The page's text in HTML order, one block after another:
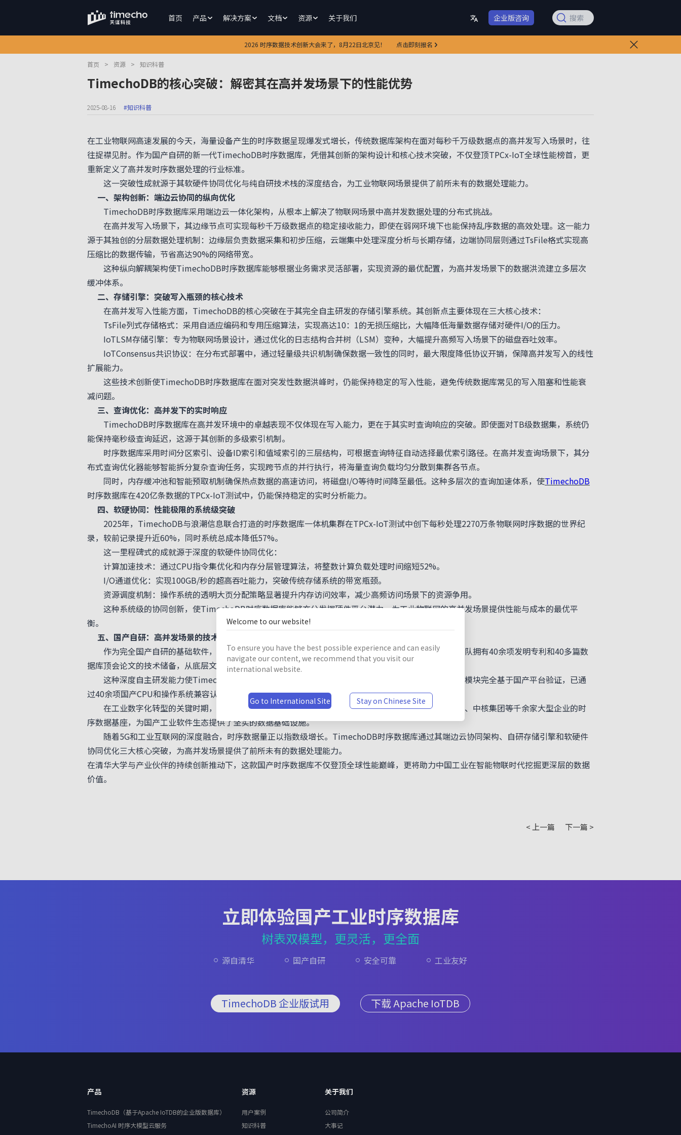
首页 产品 解决方案 文档 资源 关于我们 企业版咨询 搜索
2026 时序数据技术创新大会来了，8月22日北京见！ 点击即刻报名
首页 > 资源 > 知识科普
TimechoDB的核心突破：解密其在高并发场景下的性能优势
2025-08-16 #知识科普
在工业物联网高速发展的今天，海量设备产生的时序数据呈现爆发式增长，传统数据库架构在面对每秒千万级数据点的高并发写入场景时，往
往捉襟见肘。作为国产自研的新一代TimechoDB时序数据库，凭借其创新的架构设计和核心技术突破，不仅登顶TPCx-IoT全球性能榜首，更
重新定义了高并发时序数据处理的行业标准。
这一突破性成就源于其软硬件协同优化与纯自研技术栈的深度结合，为工业物联网场景提供了前所未有的数据处理能力。
一、架构创新：端边云协同的纵向优化
TimechoDB时序数据库采用端边云一体化架构，从根本上解决了物联网场景中高并发数据处理的分布式挑战。
在高并发写入场景下，其边缘节点可实现每秒千万级数据点的稳定接收能力，即使在弱网环境下也能保持乱序数据的高效处理。这一能力
源于其独创的分层数据处理机制：边缘层负责数据采集和初步压缩，云端集中处理深度分析与长期存储，边端协同层则通过TsFile格式实现高
压缩比的数据传输，节省高达90%的网络带宽。
这种纵向解耦架构使TimechoDB时序数据库能够根据业务需求灵活部署，实现资源的最优配置，为高并发场景下的数据洪流建立多层次
缓冲体系。
二、存储引擎：突破写入瓶颈的核心技术
在高并发写入性能方面，TimechoDB的核心突破在于其完全自主研发的存储引擎系统。其创新点主要体现在三大核心技术：
TsFile列式存储格式：采用自适应编码和专用压缩算法，实现高达10：1的无损压缩比，大幅降低海量数据存储对硬件I/O的压力。
IoTLSM存储引擎：专为物联网场景设计，通过优化的日志结构合并树（LSM）变种，大幅提升高频写入场景下的磁盘吞吐效率。
IoTConsensus共识协议：在分布式部署中，通过轻量级共识机制确保数据一致性的同时，最大限度降低协议开销，保障高并发写入的线性
扩展能力。
这些技术创新使TimechoDB时序数据库在面对突发性数据洪峰时，仍能保持稳定的写入性能，避免传统数据库常见的写入阻塞和性能衰
减问题。
三、查询优化：高并发下的实时响应
TimechoDB时序数据库在高并发环境中的卓越表现不仅体现在写入能力，更在于其实时查询响应的突破。即使面对TB级数据集，系统仍
能保持毫秒级查询延迟，这源于其创新的多级索引机制。
时序数据库采用时间分区索引、设备ID索引和值域索引的三层结构，可根据查询特征自动选择最优索引路径。在高并发查询场景下，其分
布式查询优化器能够智能拆分复杂查询任务，实现跨节点的并行执行，将海量查询负载均匀分散到集群各节点。
同时，内存缓冲池和智能预取机制确保热点数据的高速访问，将磁盘I/O等待时间降至最低。这种多层次的查询加速体系，使TimechoDB
时序数据库在420亿条数据的TPCx-IoT测试中，仍能保持稳定的实时分析能力。
四、软硬协同：性能极限的系统级突破
2025年，TimechoDB与浪潮信息联合打造的时序数据库一体机集群在TPCx-IoT测试中创下每秒处理2270万条物联网时序数据的世界纪
录，较前记录提升近60%，同时系统总成本降低57%。
这一里程碑式的成就源于深度的软硬件协同优化：
计算加速技术：通过CPU指令集优化和内存分层管理算法，将整数计算负载处理时间缩短52%。
I/O通道优化：实现100GB/秒的超高吞吐能力，突破传统存储系统的带宽瓶颈。
资源调度机制：操作系统的透明大页分配策略显著提升内存访问效率，减少高频访问场景下的资源争用。
这种系统级的协同创新，使TimechoDB时序数据库能够充分发挥硬件平台潜力，为工业物联网的高并发场景提供性能与成本的最优平
衡。
五、国产自研：高并发场景的技术底气
作为完全国产自研的基础软件，
TimechoDB时序数据库的核心优势在于其完整的技术自主权。研发团队拥有40余项发明专利和40多篇数
据库顶会论文的技术储备，从底层文件格式到分布式架构均不依赖任何第三方系统。
这种深度自主研发能力使TimechoDB能够针对中国工业场景的特殊需求进行定制优化。其高并发处理模块完全基于国产平台验证，已通
过40余项国产CPU和操作系统兼容认证，包括华为鲲鹏920平台和openEuler操作系统的深度适配。
在工业数字化转型的关键时期，TimechoDB时序数据库凭借其性能表现和系统稳定性，成为国家电网、中核集团等千余家大型企业的时
序数据基座，为国产工业软件生态提供了坚实的数据基础设施。
随着5G和工业互联网的深度融合，时序数据量正以指数级增长。TimechoDB时序数据库通过其端边云协同架构、自研存储引擎和软硬件
协同优化三大核心突破，为高并发场景提供了前所未有的数据处理能力。
在清华大学与产业伙伴的持续创新推动下，这款国产时序数据库不仅登顶全球性能巅峰，更将助力中国工业在智能物联时代挖掘更深层的数据
价值。
< 上一篇 下一篇 >
立即体验国产工业时序数据库
树表双模型，更灵活，更全面
源自清华 国产自研 安全可靠 工业友好
TimechoDB 企业版试用 下载 Apache IoTDB
产品
TimechoDB（基于Apache IoTDB的企业版数据库）
TimechoAI 时序大模型云服务
资源
用户案例
知识科普
关于我们
公司简介
大事记
Welcome to our website!
To ensure you have the best possible experience and can easily
navigate our content, we recommend that you visit our
international website.
Go to International Site Stay on Chinese Site